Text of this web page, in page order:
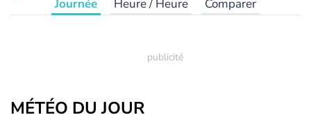
Journée Heure / Heure Comparer
MÉTÉO DU JOUR